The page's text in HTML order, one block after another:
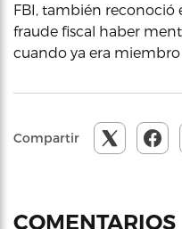
FBI, también reconoció
fraude fiscal haber
cuando ya era miembro
Compartir
COMENTARIOS